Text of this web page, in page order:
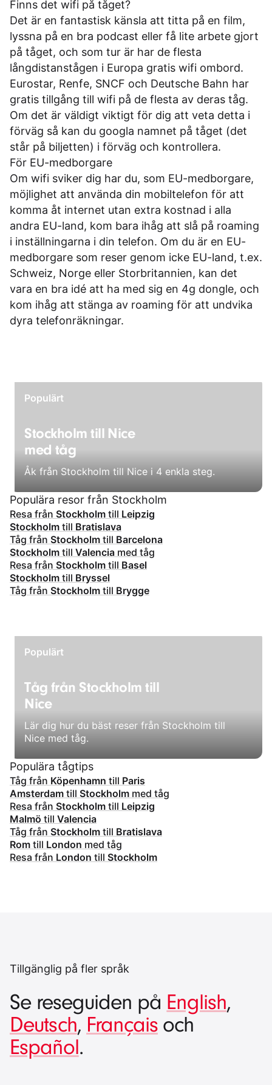
Finns det wifi på tåget?
Det är en fantastisk känsla att titta på en film,
lyssna på en bra podcast eller få lite arbete gjort
på tåget, och som tur är har de flesta
långdistanstågen i Europa gratis wifi ombord.
Eurostar, Renfe, SNCF och Deutsche Bahn har
gratis tillgång till wifi på de flesta av deras tåg.
Om det är väldigt viktigt för dig att veta detta i
förväg så kan du googla namnet på tåget (det
står på biljetten) i förväg och kontrollera.
För EU-medborgare
Om wifi sviker dig har du, som EU-medborgare,
möjlighet att använda din mobiltelefon för att
komma åt internet utan extra kostnad i alla
andra EU-land, kom bara ihåg att slå på roaming
i inställningarna i din telefon. Om du är en EU-
medborgare som reser genom icke EU-land, t.ex.
Schweiz, Norge eller Storbritannien, kan det
vara en bra idé att ha med sig en 4g dongle, och
kom ihåg att stänga av roaming för att undvika
dyra telefonräkningar.
Populärt
Stockholm till Nice
med tåg
Åk från Stockholm till Nice i 4 enkla steg.
Populära resor från Stockholm
Resa från Stockholm till Leipzig
Stockholm till Bratislava
Tåg från Stockholm till Barcelona
Stockholm till Valencia med tåg
Resa från Stockholm till Basel
Stockholm till Bryssel
Tåg från Stockholm till Brygge
Populärt
Tåg från Stockholm till
Nice
Lär dig hur du bäst reser från Stockholm till
Nice med tåg.
Populära tågtips
Tåg från Köpenhamn till Paris
Amsterdam till Stockholm med tåg
Resa från Stockholm till Leipzig
Malmö till Valencia
Tåg från Stockholm till Bratislava
Rom till London med tåg
Resa från London till Stockholm
Tillgänglig på fler språk
Se reseguiden på English,
Deutsch, Françaisoch
Español.